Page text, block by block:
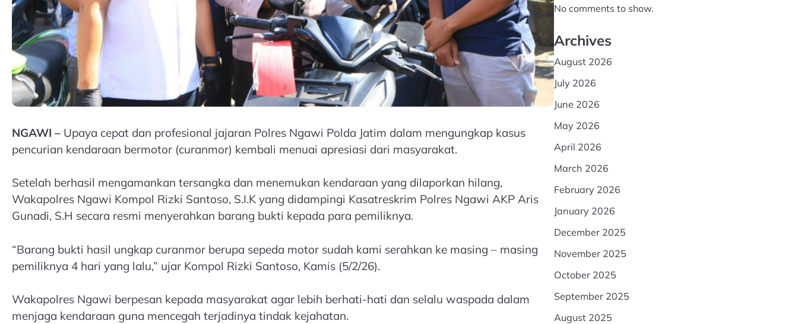
NGAWI – Upaya cepat dan profesional jajaran Polres Ngawi Polda Jatim dalam mengungkap kasus
pencurian kendaraan bermotor (curanmor) kembali menuai apresiasi dari masyarakat.
Setelah berhasil mengamankan tersangka dan menemukan kendaraan yang dilaporkan hilang,
Wakapolres Ngawi Kompol Rizki Santoso, S.I.K yang didampingi Kasatreskrim Polres Ngawi AKP Aris
Gunadi, S.H secara resmi menyerahkan barang bukti kepada para pemiliknya.
“Barang bukti hasil ungkap curanmor berupa sepeda motor sudah kami serahkan ke masing – masing
pemiliknya 4 hari yang lalu,” ujar Kompol Rizki Santoso, Kamis (5/2/26).
Wakapolres Ngawi berpesan kepada masyarakat agar lebih berhati-hati dan selalu waspada dalam
menjaga kendaraan guna mencegah terjadinya tindak kejahatan.
No comments to show.
Archives
August 2026
July 2026
June 2026
May 2026
April 2026
March 2026
February 2026
January 2026
December 2025
November 2025
October 2025
September 2025
August 2025